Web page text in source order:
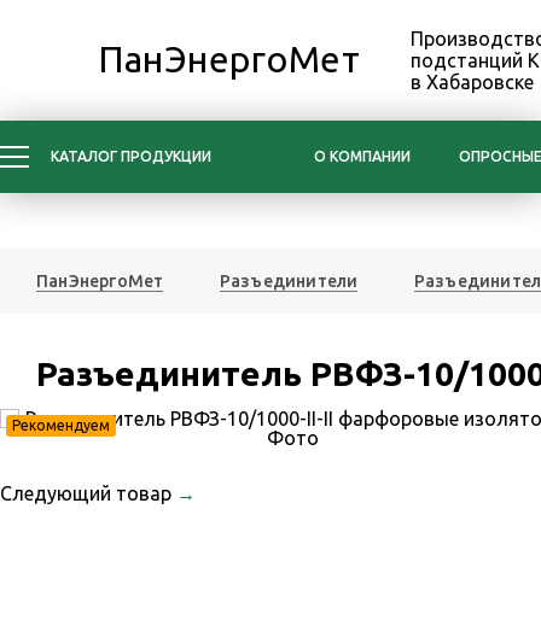
ПанЭнергоМет
подстанций
в Хабаровске
КАТАЛОГ ПРОДУКЦИИ О КОМПАНИИ
ПанЭнергоМет Разъединители
Разъединитель РВФЗ-10/
Рекомендуем
Следующий товар →